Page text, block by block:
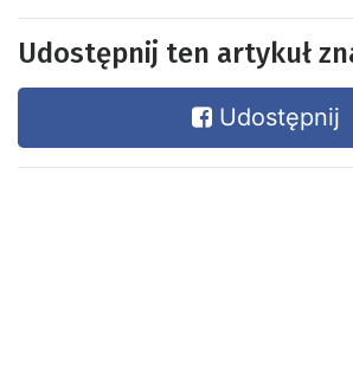
Udostępnij ten artykuł
Udostępnij